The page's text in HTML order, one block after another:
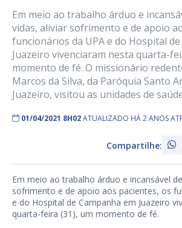
Em meio ao trabalho árduo e
vidas, aliviar sofrimento e de apoio
funcionários da UPA e do Hospital
Juazeiro vivenciaram nesta quarta-
momento de fé. O missionário
Marcos da Silva, da Paróquia Santo
Juazeiro, visitou as unidades de
01/04/2021 8H02ATUALIZADO HÁ 2 ANOS
Compartilhe:
Em meio ao trabalho árduo e incansável
sofrimento e de apoio aos pacientes, os
e do Hospital de Campanha em Juazeiro
quarta-feira (31), um momento de fé.